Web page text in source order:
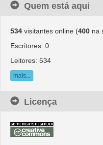
Quem está aqui
534 visitantes online (400 na
Escritores: 0
Leitores: 534
mais...
Licença